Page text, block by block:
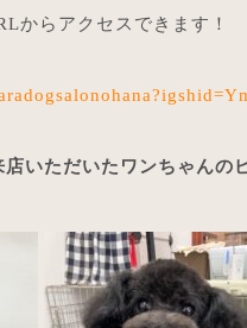
からアクセスできます！
いただいたワンちゃんの